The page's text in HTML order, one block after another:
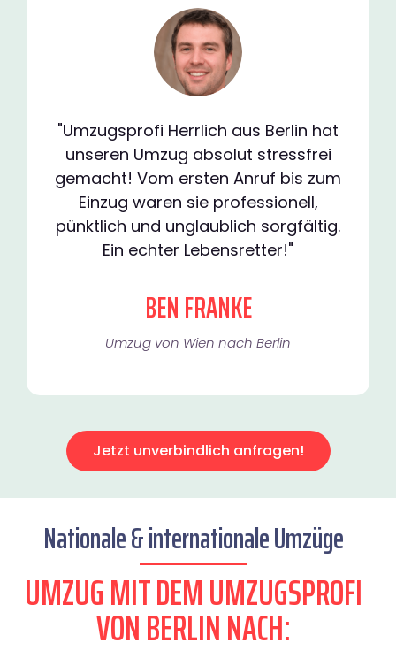
"Umzugsprofi Herrlich aus Berlin hat
unseren Umzug absolut stressfrei
gemacht! Vom ersten Anruf bis zum
Einzug waren sie professionell,
pünktlich und unglaublich sorgfältig.
Ein echter Lebensretter!"
BEN FRANKE
Umzug von Wien nach Berlin
Jetzt unverbindlich anfragen!
Nationale & internationale Umzüge
UMZUG MIT DEM UMZUGSPROFI
VON BERLIN NACH: